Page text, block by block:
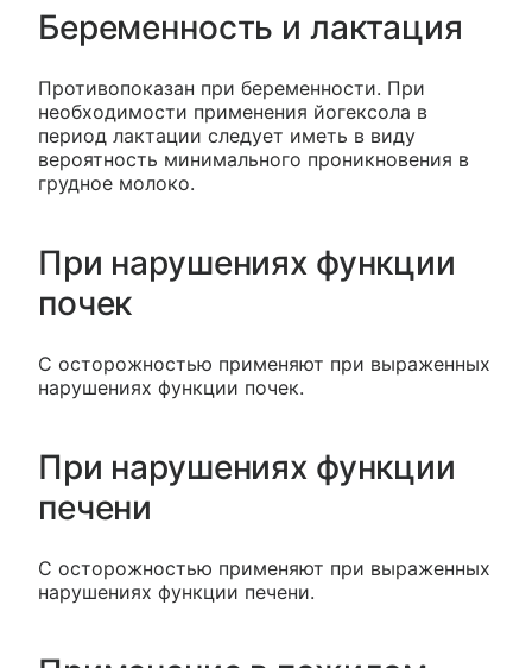
Беременность и лактация
Противопоказан при беременности. При
необходимости применения йогексола в
период лактации следует иметь в виду
вероятность минимального проникновения в
грудное молоко.
При нарушениях функции
почек
С осторожностью применяют при выраженных
нарушениях функции почек.
При нарушениях функции
печени
С осторожностью применяют при выраженных
нарушениях функции печени.